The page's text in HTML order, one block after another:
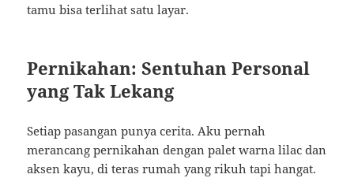
tamu bisa terlihat satu layar.
Pernikahan: Sentuhan Personal
yang Tak Lekang
Setiap pasangan punya cerita. Aku pernah
merancang pernikahan dengan palet warna lilac dan
aksen kayu, di teras rumah yang rikuh tapi hangat.